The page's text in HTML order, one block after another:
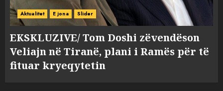
Aktualitet E jona Slider
EKSKLUZIVE/ Tom Doshi zëvendëson
Veliajn në Tiranë, plani i Ramës për të
fituar kryeqytetin